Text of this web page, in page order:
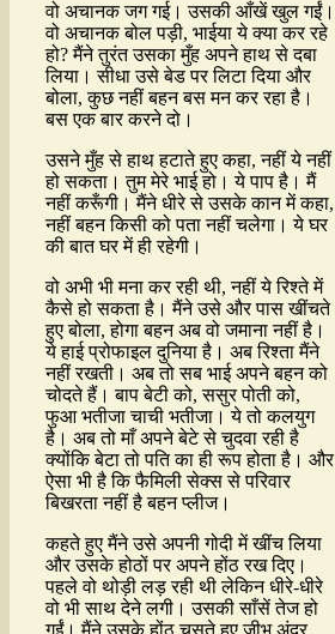
वो अचानक जग गई। उसकी आँखें खुल गईं।
वो अचानक बोल पड़ी, भाईया ये क्या कर रहे
हो? मैंने तुरंत उसका मुँह अपने हाथ से दबा
लिया। सीधा उसे बेड पर लिटा दिया और
बोला, कुछ नहीं बहन बस मन कर रहा है।
बस एक बार करने दो।
उसने मुँह से हाथ हटाते हुए कहा, नहीं ये नहीं
हो सकता। तुम मेरे भाई हो। ये पाप है। मैं
नहीं करूँगी। मैंने धीरे से उसके कान में कहा,
नहीं बहन किसी को पता नहीं चलेगा। ये घर
की बात घर में ही रहेगी।
वो अभी भी मना कर रही थी, नहीं ये रिश्ते में
कैसे हो सकता है। मैंने उसे और पास खींचते
हुए बोला, होगा बहन अब वो जमाना नहीं है।
ये हाई प्रोफाइल दुनिया है। अब रिश्ता मैंने
नहीं रखती। अब तो सब भाई अपने बहन को
चोदते हैं। बाप बेटी को, ससुर पोती को,
फुआ भतीजा चाची भतीजा। ये तो कलयुग
है। अब तो माँ अपने बेटे से चुदवा रही है
क्योंकि बेटा तो पति का ही रूप होता है। और
ऐसा भी है कि फैमिली सेक्स से परिवार
बिखरता नहीं है बहन प्लीज।
कहते हुए मैंने उसे अपनी गोदी में खींच लिया
और उसके होठों पर अपने होंठ रख दिए।
पहले वो थोड़ी लड़ रही थी लेकिन धीरे-धीरे
वो भी साथ देने लगी। उसकी साँसें तेज हो